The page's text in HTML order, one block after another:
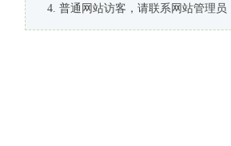
普通网站访客，请联系网站管理员